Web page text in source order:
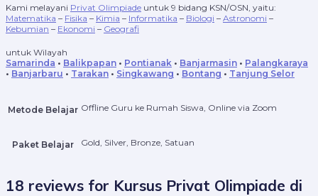
Kami melayani Privat Olimpiade untuk 9 bidang KSN/OSN, yaitu:
Matematika – Fisika – Kimia – Informatika – Biologi – Astronomi –
Kebumian – Ekonomi – Geografi
untuk Wilayah
Samarinda • Balikpapan • Pontianak • Banjarmasin • Palangkaraya
• Banjarbaru • Tarakan • Singkawang • Bontang • Tanjung Selor
Metode Belajar Offline Guru ke Rumah Siswa, Online via Zoom
Paket Belajar Gold, Silver, Bronze, Satuan
18 reviews for Kursus Privat Olimpiade di